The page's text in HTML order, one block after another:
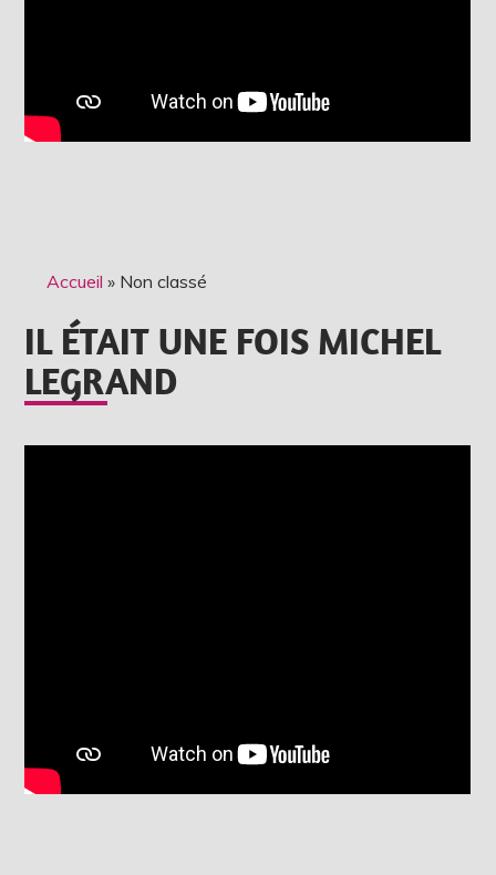
Accueil » Non classé
IL ÉTAIT UNE FOIS MICHEL
LEGRAND